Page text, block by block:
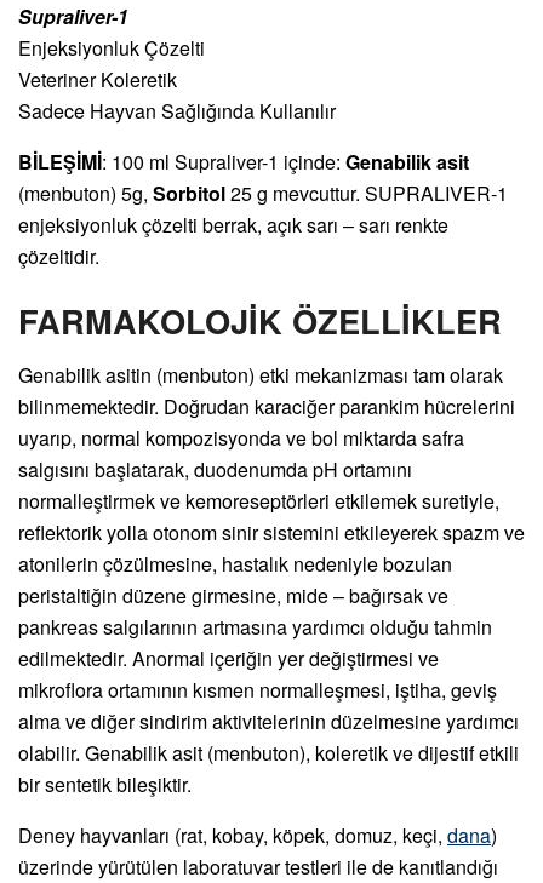
Supraliver-1
Enjeksiyonluk Çözelti
Veteriner Koleretik
Sadece Hayvan Sağlığında Kullanılır
BİLEŞİMİ: 100 ml Supraliver-1 içinde: Genabilik asit
(menbuton) 5g, Sorbitol25 g mevcuttur. SUPRALIVER-1
enjeksiyonluk çözelti berrak, açık sarı – sarı renkte
çözeltidir.
FARMAKOLOJİK ÖZELLİKLER
Genabilik asitin (menbuton) etki mekanizması tam olarak
bilinmemektedir. Doğrudan karaciğer parankim hücrelerini
uyarıp, normal kompozisyonda ve bol miktarda safra
salgısını başlatarak, duodenumda pH ortamını
normalleştirmek ve kemoreseptörleri etkilemek suretiyle,
reflektorik yolla otonom sinir sistemini etkileyerek spazm ve
atonilerin çözülmesine, hastalık nedeniyle bozulan
peristaltiğin düzene girmesine, mide – bağırsak ve
pankreas salgılarının artmasına yardımcı olduğu tahmin
edilmektedir. Anormal içeriğin yer değiştirmesi ve
mikroflora ortamının kısmen normalleşmesi, iştiha, geviş
alma ve diğer sindirim aktivitelerinin düzelmesine yardımcı
olabilir. Genabilik asit (menbuton), koleretik ve dijestif etkili
bir sentetik bileşiktir.
Deney hayvanları (rat, kobay, köpek, domuz, keçi, dana)
üzerinde yürütülen laboratuvar testleri ile de kanıtlandığı